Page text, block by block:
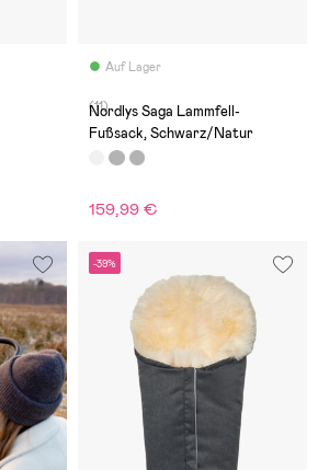
Auf Lager
(11)
Nordlys Saga Lammfell-
Fußsack, Schwarz/Natur
159,99 €
-39%